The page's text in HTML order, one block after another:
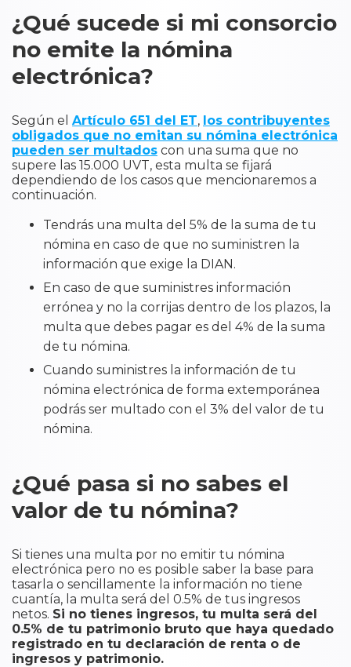
¿Qué sucede si mi consorcio
no emite la nómina
electrónica?
Según el Artículo 651 del ET, los contribuyentes
obligados que no emitan su nómina electrónica
pueden ser multados con una suma que no
supere las 15.000 UVT, esta multa se fijará
dependiendo de los casos que mencionaremos a
continuación.
Tendrás una multa del 5% de la suma de tu
nómina en caso de que no suministren la
información que exige la DIAN.
En caso de que suministres información
errónea y no la corrijas dentro de los plazos, la
multa que debes pagar es del 4% de la suma
de tu nómina.
Cuando suministres la información de tu
nómina electrónica de forma extemporánea
podrás ser multado con el 3% del valor de tu
nómina.
¿Qué pasa si no sabes el
valor de tu nómina?
Si tienes una multa por no emitir tu nómina
electrónica pero no es posible saber la base para
tasarla o sencillamente la información no tiene
cuantía, la multa será del 0.5% de tus ingresos
netos. Si no tienes ingresos, tu multa será del
0.5% de tu patrimonio bruto que haya quedado
registrado en tu declaración de renta o de
ingresos y patrimonio.